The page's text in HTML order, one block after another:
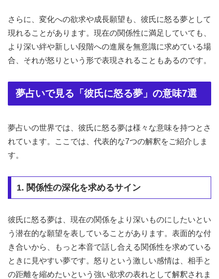
さらに、変化への欲求や成長願望も、彼氏に怒る夢として
現れることがあります。現在の関係性に満足していても、
より深い絆や新しい段階への進展を無意識に求めている場
合、それが怒りという形で表現されることもあるのです。
夢占いで見る「彼氏に怒る夢」の意味7選
夢占いの世界では、彼氏に怒る夢は様々な意味を持つとさ
れています。ここでは、代表的な7つの解釈をご紹介しま
す。
1. 関係性の深化を求めるサイン
彼氏に怒る夢は、現在の関係をより深いものにしたいとい
う潜在的な願望を表していることがあります。表面的な付
き合いから、もっと本音で話し合える関係性を求めている
ときに見やすい夢です。怒りという激しい感情は、相手と
の距離を縮めたいという強い欲求の表れとして解釈されま